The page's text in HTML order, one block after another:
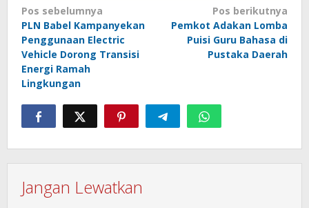
Navigasi
pos
Pos sebelumnya
PLN Babel Kampanyekan
Penggunaan Electric
Vehicle Dorong Transisi
Energi Ramah
Lingkungan
Pos berikutnya
Pemkot Adakan Lomba
Puisi Guru Bahasa di
Pustaka Daerah
Jangan Lewatkan